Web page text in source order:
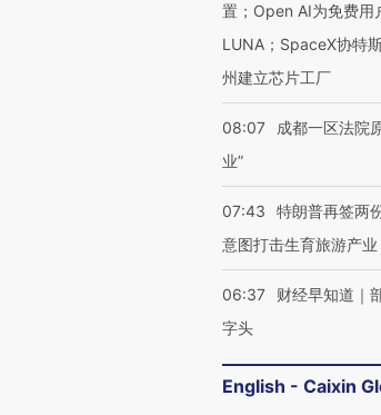
置；Open AI为免费用
LUNA；SpaceX协特
州建立芯片工厂
08:07
成都一区法院
业”
07:43
特朗普再签两
意图打击生育旅游产业
06:37
财经早知道｜
字头
English - Caixin